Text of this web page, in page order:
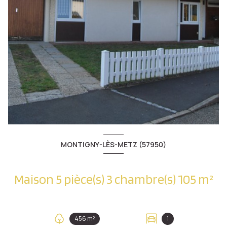
MONTIGNY-LÈS-METZ (57950)
Maison 5 pièce(s) 3 chambre(s) 105 m²
456 m² 1